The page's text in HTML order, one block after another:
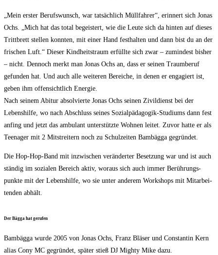
„Mein ers­ter Berufs­wunsch, war tat­säch­lich Müll­fah­rer“, erin­nert sich Jonas
Ochs. „Mich hat das total begeis­tert, wie die Leu­te sich da hin­ten auf die­ses
Tritt­brett stel­len konn­ten, mit einer Hand fest­hal­ten und dann bist du an der
fri­schen Luft.“ Die­ser Kind­heits­traum erfüll­te sich zwar – zumin­dest bis­her
– nicht. Den­noch merkt man Jonas Ochs an, dass er sei­nen Traum­be­ruf
gefun­den hat. Und auch alle wei­te­ren Berei­che, in denen er enga­giert ist,
geben ihm offen­sicht­lich Ener­gie.
Nach sei­nem Abitur absol­vier­te Jonas Ochs sei­nen Zivil­dienst bei der
Lebens­hil­fe, wo nach Abschluss sei­nes Sozi­al­päd­ago­gik-Stu­di­ums dann fest
anfing und jetzt das ambu­lant unter­stütz­te Woh­nen lei­tet. Zuvor hat­te er als
Teen­ager mit 2 Mit­strei­tern noch zu Schul­zei­ten Bam­bäg­ga gegründet.
Die Hop-Hop-Band mit inzwi­schen ver­än­der­ter Beset­zung war und ist auch
stän­dig im sozia­len Bereich aktiv, wor­aus sich auch immer Berüh­rungs­
punk­te mit der Lebens­hil­fe, wo sie unter ande­rem Work­shops mit Mit­ar­bei­
ten­den abhält.
Der Bäg­ga hat gerufen
Bam­bäg­ga wur­de 2005 von Jonas Ochs, Franz Blä­ser und Con­stan­tin Kern
ali­as Cony MC gegrün­det, spä­ter stieß DJ Migh­ty Mike dazu.